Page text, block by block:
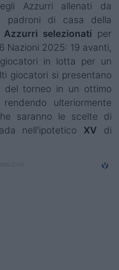
Azzurri allenati da
padroni di casa della
selezionati per
Nazioni 2025: 19 avanti,
in lotta per un
giocatori si presentano
torneo in un ottimo
ulteriormente
saranno le scelte di
nell'ipotetico XV di